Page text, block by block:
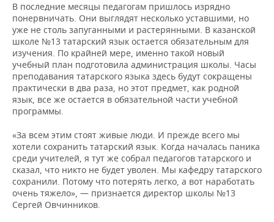
В последние месяцы педагогам пришлось изрядно
понервничать. Они выглядят несколько уставшими, но
уже не столь запуганными и растерянными. В казанской
школе №13 татарский язык остается обязательным для
изучения. По крайней мере, именно такой новый
учебный план подготовила администрация школы. Часы
преподавания татарского языка здесь будут сокращены
практически в два раза, но этот предмет, как родной
язык, все же остается в обязательной части учебной
программы.
«За всем этим стоят живые люди. И прежде всего мы
хотели сохранить татарский язык. Когда началась паника
среди учителей, я тут же собрал педагогов татарского и
сказал, что никто не будет уволен. Мы кафедру татарского
сохранили. Потому что потерять легко, а вот наработать
очень тяжело», — признается директор школы №13
Сергей Овчинников.